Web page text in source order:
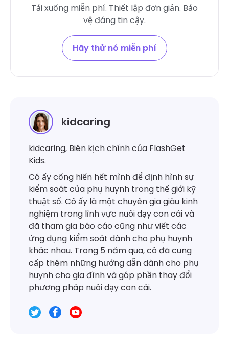
Tải xuống miễn phí. Thiết lập đơn giản. Bảo
vệ đáng tin cậy.
Hãy thử nó miễn phí
kidcaring
kidcaring, Biên kịch chính của FlashGet
Kids.
Cô ấy cống hiến hết mình để định hình sự
kiểm soát của phụ huynh trong thế giới kỹ
thuật số. Cô ấy là một chuyên gia giàu kinh
nghiệm trong lĩnh vực nuôi dạy con cái và
đã tham gia báo cáo cũng như viết các
ứng dụng kiểm soát dành cho phụ huynh
khác nhau. Trong 5 năm qua, cô đã cung
cấp thêm những hướng dẫn dành cho phụ
huynh cho gia đình và góp phần thay đổi
phương pháp nuôi dạy con cái.